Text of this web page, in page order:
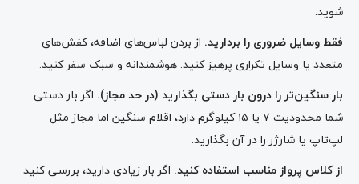
شوید.
فقط وسایل ضروری را بردارید. از بردن لباس‌های اضافه، کفش‌های
متعدد یا وسایل تکراری پرهیز کنید. هوشمندانه و سبک سفر کنید.
بار سنگین‌تر را درون بار دستی بگذارید (در حد مجاز). اگر بار دستی
شما محدودیت ۷ یا ۱۵ کیلوگرم دارد، اقلام سنگین اما مجاز مثل
لپ‌تاپ یا شارژر را در آن بگذارید.
از کلاس پرواز مناسب استفاده کنید. اگر بار زیادی دارید، بررسی کنید